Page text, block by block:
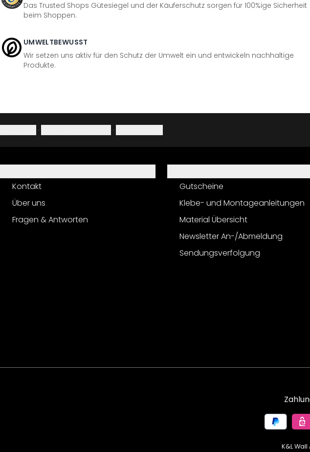
Das Trusted Shops Gütesiegel und der Käuferschutz sorgen für 100%ige Sicherheit
beim Shoppen.
UMWELTBEWUSST
Wir setzen uns aktiv für den Schutz der Umwelt ein und entwickeln nachhaltige
Produkte.
· ·
Kontakt
Über uns
Fragen & Antworten
Gutscheine
Klebe- und Montageanleitungen
Material Übersicht
Newsletter An-/Abmeldung
Sendungsverfolgung
K&L